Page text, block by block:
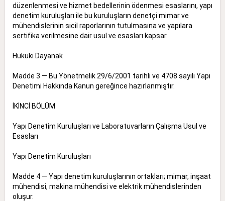
düzenlenmesi ve hizmet bedellerinin ödenmesi esaslarını, yapı
denetim kuruluşları ile bu kuruluşların denetçi mimar ve
mühendislerinin sicil raporlarının tutulmasına ve yapılara
sertifika verilmesine dair usul ve esasları kapsar.
Hukuki Dayanak
Madde 3 — Bu Yönetmelik 29/6/2001 tarihli ve 4708 sayılı Yapı
Denetimi Hakkında Kanun gereğince hazırlanmıştır.
İKİNCİ BÖLÜM
Yapı Denetim Kuruluşları ve Laboratuvarların Çalışma Usul ve
Esasları
Yapı Denetim Kuruluşları
Madde 4 — Yapı denetim kuruluşlarının ortakları; mimar, inşaat
mühendisi, makina mühendisi ve elektrik mühendislerinden
oluşur.